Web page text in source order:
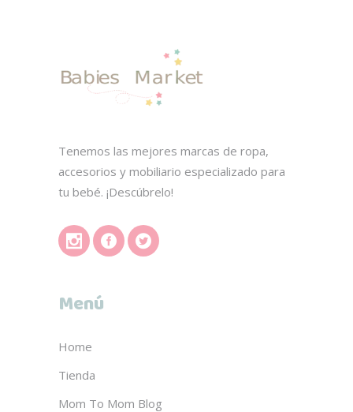
Tenemos las mejores marcas de ropa,
accesorios y mobiliario especializado para
tu bebé. ¡Descúbrelo!
Menú
Home
Tienda
Mom To Mom Blog